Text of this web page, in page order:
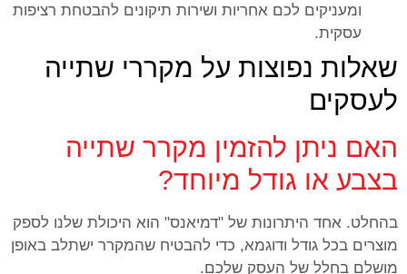
ומעניקים לכם אחריות ושירות תיקונים להבטחת רציפות
עסקית.
שאלות נפוצות על מקררי שתייה
לעסקים
האם ניתן להזמין מקרר שתייה
בצבע או גודל מיוחד?
בהחלט. אחד היתרונות של "דמיאנס" הוא היכולת שלנו לספק
מוצרים בכל גודל ודוגמא, כדי להבטיח שהמקרר ישתלב באופן
מושלם בחלל של העסק שלכם.